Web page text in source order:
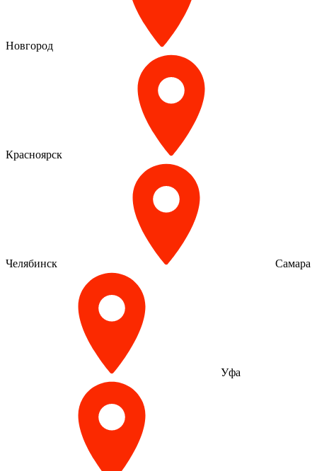
Новгород
Красноярск
Челябинск Самара
Уфа